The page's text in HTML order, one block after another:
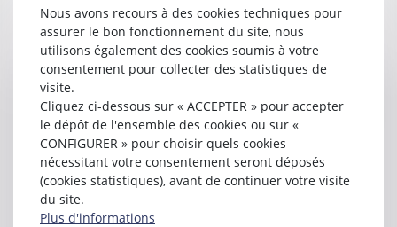
42 rue Montaigne, 47000 AGEN
Email :ordre@barreau-agen.fr
Nous avons recours à des cookies techniques pour
assurer le bon fonctionnement du site, nous
utilisons également des cookies soumis à votre
consentement pour collecter des statistiques de
visite.
Cliquez ci-dessous sur « ACCEPTER » pour accepter
le dépôt de l'ensemble des cookies ou sur «
CONFIGURER » pour choisir quels cookies
nécessitant votre consentement seront déposés
(cookies statistiques), avant de continuer votre visite
du site.
Plus d'informations